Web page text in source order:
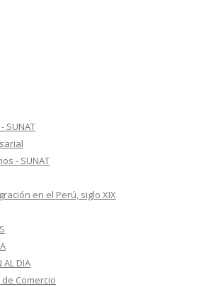
SUNAT
- SUNAT
en el Perú, siglo XIX
AL DIA
Comercio